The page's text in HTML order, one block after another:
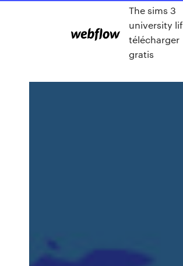
The sims 3
university
télécharger
gratis